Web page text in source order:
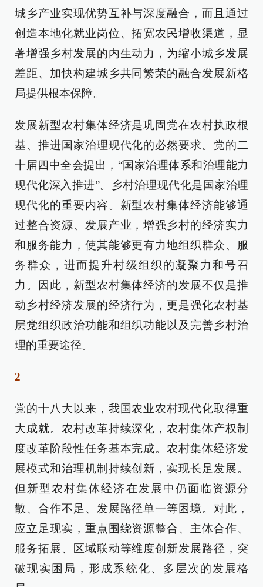
城乡产业实现优势互补与深度融合，而且通过
创造本地化就业岗位、拓宽农民增收渠道，显
著增强乡村发展的内生动力，为缩小城乡发展
差距、加快构建城乡共同繁荣的融合发展新格
局提供根本保障。
发展新型农村集体经济是巩固党在农村执政根
基、推进国家治理现代化的必然要求。党的二
十届四中全会提出，“国家治理体系和治理能力
现代化深入推进”。乡村治理现代化是国家治理
现代化的重要内容。新型农村集体经济能够通
过整合资源、发展产业，增强乡村的经济实力
和服务能力，使其能够更有力地组织群众、服
务群众，进而提升村级组织的凝聚力和号召
力。因此，新型农村集体经济的发展不仅是推
动乡村经济发展的经济行为，更是强化农村基
层党组织政治功能和组织功能以及完善乡村治
理的重要途径。
2
党的十八大以来，我国农业农村现代化取得重
大成就。农村改革持续深化，农村集体产权制
度改革阶段性任务基本完成。农村集体经济发
展模式和治理机制持续创新，实现长足发展。
但新型农村集体经济在发展中仍面临资源分
散、合作不足、发展路径单一等困境。对此，
应立足现实，重点围绕资源整合、主体合作、
服务拓展、区域联动等维度创新发展路径，突
破现实困局，形成系统化、多层次的发展格